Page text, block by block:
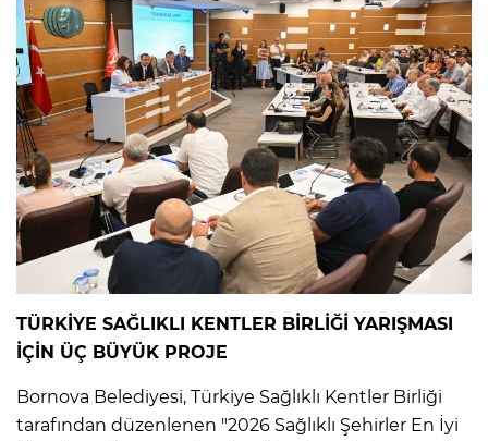
TÜRKİYE SAĞLIKLI KENTLER BİRLİĞİ YARIŞMASI
İÇİN ÜÇ BÜYÜK PROJE
Bornova Belediyesi, Türkiye Sağlıklı Kentler Birliği
tarafından düzenlenen "2026 Sağlıklı Şehirler En İyi